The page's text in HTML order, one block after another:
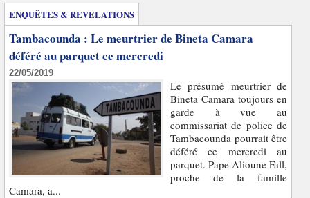
ENQUÊTES & REVELATIONS
Tambacounda : Le meurtrier de Bineta Camara
déféré au parquet ce mercredi
22/05/2019
Le présumé meurtrier de
Bineta Camara toujours en
garde à vue au
commissariat de police de
Tambacounda pourrait être
déféré ce mercredi au
parquet. Pape Alioune Fall,
proche de la famille
Camara, a...